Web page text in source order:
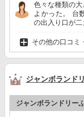
色々な種類の
よかった。 台
の出入り口が二
その他の口コミ
ジャンボランド
ジャンボランドリー